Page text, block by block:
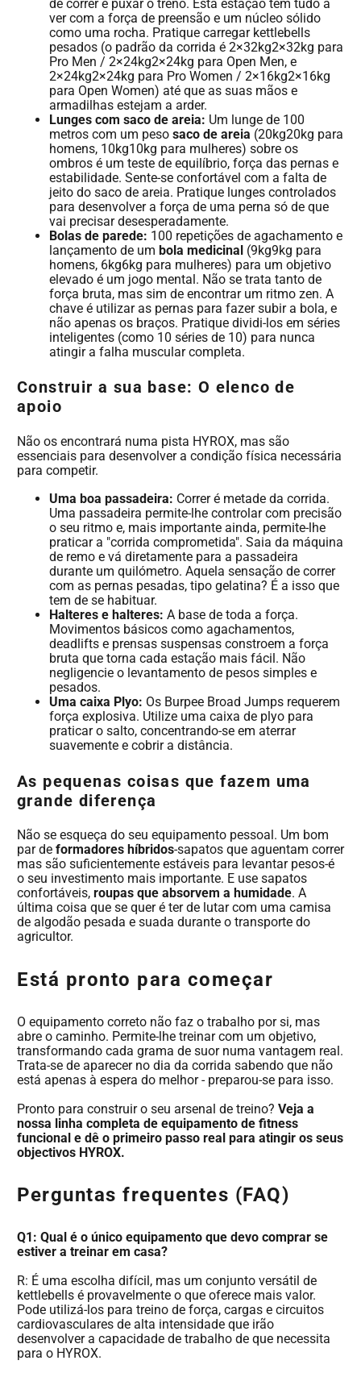
de correr e puxar o trenó. Esta estação tem tudo a
ver com a força de preensão e um núcleo sólido
como uma rocha. Pratique carregar kettlebells
pesados (o padrão da corrida é 2×32kg2×32kg para
Pro Men / 2×24kg2×24kg para Open Men, e
2×24kg2×24kg para Pro Women / 2×16kg2×16kg
para Open Women) até que as suas mãos e
armadilhas estejam a arder.
Lunges com saco de areia: Um lunge de 100
metros com um peso saco de areia (20kg20kg para
homens, 10kg10kg para mulheres) sobre os
ombros é um teste de equilíbrio, força das pernas e
estabilidade. Sente-se confortável com a falta de
jeito do saco de areia. Pratique lunges controlados
para desenvolver a força de uma perna só de que
vai precisar desesperadamente.
Bolas de parede: 100 repetições de agachamento e
lançamento de um bola medicinal (9kg9kg para
homens, 6kg6kg para mulheres) para um objetivo
elevado é um jogo mental. Não se trata tanto de
força bruta, mas sim de encontrar um ritmo zen. A
chave é utilizar as pernas para fazer subir a bola, e
não apenas os braços. Pratique dividi-los em séries
inteligentes (como 10 séries de 10) para nunca
atingir a falha muscular completa.
Construir a sua base: O elenco de
apoio
Não os encontrará numa pista HYROX, mas são
essenciais para desenvolver a condição física necessária
para competir.
Uma boa passadeira: Correr é metade da corrida.
Uma passadeira permite-lhe controlar com precisão
o seu ritmo e, mais importante ainda, permite-lhe
praticar a "corrida comprometida". Saia da máquina
de remo e vá diretamente para a passadeira
durante um quilómetro. Aquela sensação de correr
com as pernas pesadas, tipo gelatina? É a isso que
tem de se habituar.
Halteres e halteres: A base de toda a força.
Movimentos básicos como agachamentos,
deadlifts e prensas suspensas constroem a força
bruta que torna cada estação mais fácil. Não
negligencie o levantamento de pesos simples e
pesados.
Uma caixa Plyo: Os Burpee Broad Jumps requerem
força explosiva. Utilize uma caixa de plyo para
praticar o salto, concentrando-se em aterrar
suavemente e cobrir a distância.
As pequenas coisas que fazem uma
grande diferença
Não se esqueça do seu equipamento pessoal. Um bom
par de formadores híbridos-sapatos que aguentam correr
mas são suficientemente estáveis para levantar pesos-é
o seu investimento mais importante. E use sapatos
confortáveis, roupas que absorvem a humidade. A
última coisa que se quer é ter de lutar com uma camisa
de algodão pesada e suada durante o transporte do
agricultor.
Está pronto para começar
O equipamento correto não faz o trabalho por si, mas
abre o caminho. Permite-lhe treinar com um objetivo,
transformando cada grama de suor numa vantagem real.
Trata-se de aparecer no dia da corrida sabendo que não
está apenas à espera do melhor - preparou-se para isso.
Pronto para construir o seu arsenal de treino? Veja a
nossa linha completa de equipamento de fitness
funcional e dê o primeiro passo real para atingir os seus
objectivos HYROX.
Perguntas frequentes (FAQ)
Q1: Qual é o único equipamento que devo comprar se
estiver a treinar em casa?
R: É uma escolha difícil, mas um conjunto versátil de
kettlebells é provavelmente o que oferece mais valor.
Pode utilizá-los para treino de força, cargas e circuitos
cardiovasculares de alta intensidade que irão
desenvolver a capacidade de trabalho de que necessita
para o HYROX.